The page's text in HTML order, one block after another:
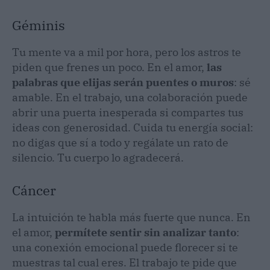
Géminis
Tu mente va a mil por hora, pero los astros te
piden que frenes un poco. En el amor, las
palabras que elijas serán puentes o muros: sé
amable. En el trabajo, una colaboración puede
abrir una puerta inesperada si compartes tus
ideas con generosidad. Cuida tu energía social:
no digas que sí a todo y regálate un rato de
silencio. Tu cuerpo lo agradecerá.
Cáncer
La intuición te habla más fuerte que nunca. En
el amor, permítete sentir sin analizar tanto:
una conexión emocional puede florecer si te
muestras tal cual eres. El trabajo te pide que